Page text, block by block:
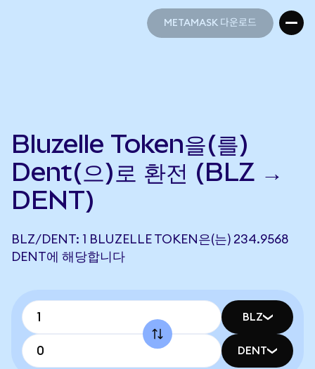
METAMASK 다운로드
Bluzelle Token을(를)
Dent(으)로 환전 (BLZ →
DENT)
BLZ/DENT: 1 BLUZELLE TOKEN은(는) 234.9568
DENT에 해당합니다
BLZ
DENT